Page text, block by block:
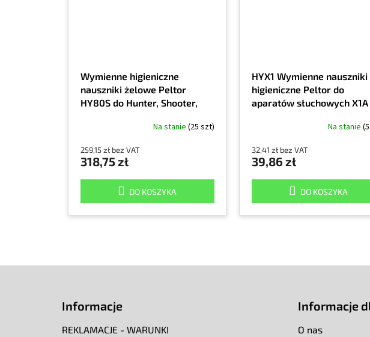
Wymienne higieniczne
nauszniki żelowe Peltor
HY80S do Hunter, Shooter,
Na stanie (25 szt)
259,15 zł bez VAT
318,75 zł
DO KOSZYKA
HYX1 Wymienne nauszniki
higieniczne Peltor do
aparatów słuchowych X1A
Na stanie
32,41 zł bez VAT
39,86 zł
DO KOSZYKA
Informacje
REKLAMACJE - WARUNKI
Informacje
O nas